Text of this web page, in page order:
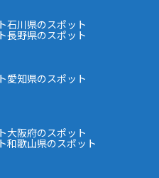
石川県のスポット
長野県のスポット
愛知県のスポット
大阪府のスポット
和歌山県のスポット